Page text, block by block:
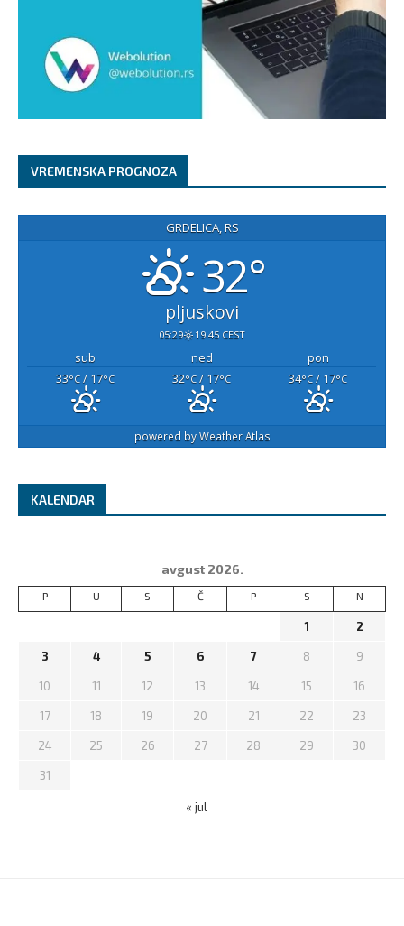
VREMENSKA PROGNOZA
GRDELICA, RS
32°
pljuskovi
05:29 19:45 CEST
sub ned
pon
33°C / 17°C 32°C / 17°C 34°C / 17°C
powered byWeather Atlas
KALENDAR
avgust 2026.
P U S Č P S N
1 2
3 4 5 6 7 8 9
10 11 12 13 14 15 16
17 18 19 20 21 22 23
24 25 26 27 28 29 30
31
« jul